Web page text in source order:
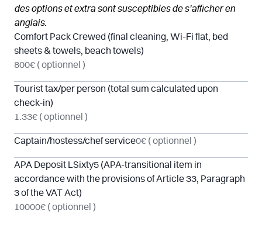
des options et extra sont susceptibles de s’afficher en
anglais.
Comfort Pack Crewed (final cleaning, Wi-Fi flat, bed
sheets & towels, beach towels)
800€ ( optionnel )
Tourist tax/per person (total sum calculated upon
check-in)
1.33€ ( optionnel )
Captain/hostess/chef service0€ ( optionnel )
APA Deposit LSixty5 (APA-transitional item in
accordance with the provisions of Article 33, Paragraph
3 of the VAT Act)
10000€ ( optionnel )